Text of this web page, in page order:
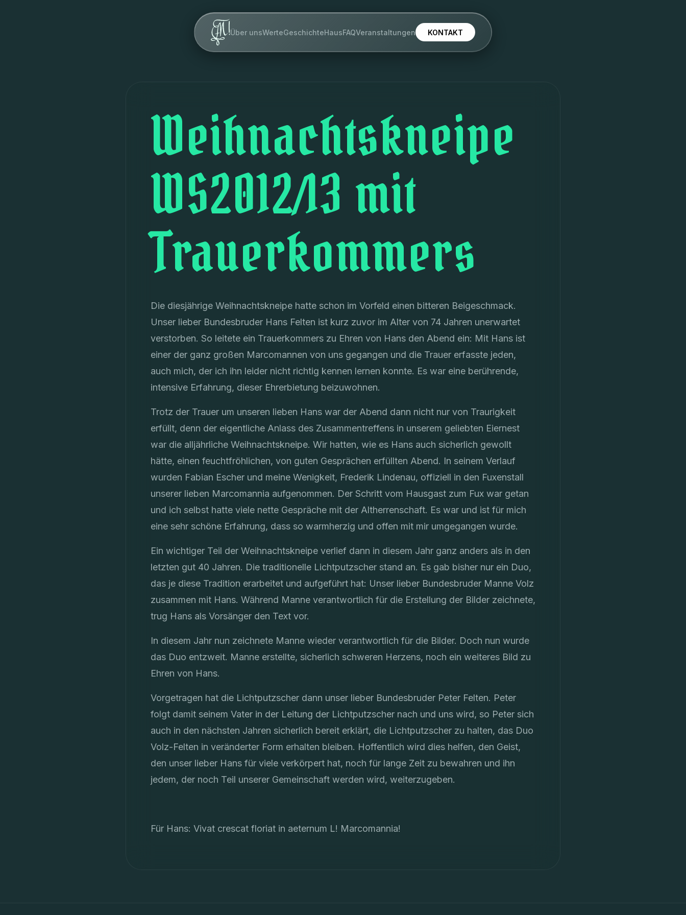
Über unsWerteGeschichteHausFAQVeranstaltungen KONTAKT
Weihnachtskneipe
WS2012/13 mit
Trauerkommers
Die diesjährige Weihnachtskneipe hatte schon im Vorfeld einen bitteren Beigeschmack.
Unser lieber Bundesbruder Hans Felten ist kurz zuvor im Alter von 74 Jahren unerwartet
verstorben. So leitete ein Trauerkommers zu Ehren von Hans den Abend ein: Mit Hans ist
einer der ganz großen Marcomannen von uns gegangen und die Trauer erfasste jeden,
auch mich, der ich ihn leider nicht richtig kennen lernen konnte. Es war eine berührende,
intensive Erfahrung, dieser Ehrerbietung beizuwohnen.
Trotz der Trauer um unseren lieben Hans war der Abend dann nicht nur von Traurigkeit
erfüllt, denn der eigentliche Anlass des Zusammentreffens in unserem geliebten Eiernest
war die alljährliche Weihnachtskneipe. Wir hatten, wie es Hans auch sicherlich gewollt
hätte, einen feuchtfröhlichen, von guten Gesprächen erfüllten Abend. In seinem Verlauf
wurden Fabian Escher und meine Wenigkeit, Frederik Lindenau, offiziell in den Fuxenstall
unserer lieben Marcomannia aufgenommen. Der Schritt vom Hausgast zum Fux war getan
und ich selbst hatte viele nette Gespräche mit der Altherrenschaft. Es war und ist für mich
eine sehr schöne Erfahrung, dass so warmherzig und offen mit mir umgegangen wurde.
Ein wichtiger Teil der Weihnachtskneipe verlief dann in diesem Jahr ganz anders als in den
letzten gut 40 Jahren. Die traditionelle Lichtputzscher stand an. Es gab bisher nur ein Duo,
das je diese Tradition erarbeitet und aufgeführt hat: Unser lieber Bundesbruder Manne Volz
zusammen mit Hans. Während Manne verantwortlich für die Erstellung der Bilder zeichnete,
trug Hans als Vorsänger den Text vor.
In diesem Jahr nun zeichnete Manne wieder verantwortlich für die Bilder. Doch nun wurde
das Duo entzweit. Manne erstellte, sicherlich schweren Herzens, noch ein weiteres Bild zu
Ehren von Hans.
Vorgetragen hat die Lichtputzscher dann unser lieber Bundesbruder Peter Felten. Peter
folgt damit seinem Vater in der Leitung der Lichtputzscher nach und uns wird, so Peter sich
auch in den nächsten Jahren sicherlich bereit erklärt, die Lichtputzscher zu halten, das Duo
Volz-Felten in veränderter Form erhalten bleiben. Hoffentlich wird dies helfen, den Geist,
den unser lieber Hans für viele verkörpert hat, noch für lange Zeit zu bewahren und ihn
jedem, der noch Teil unserer Gemeinschaft werden wird, weiterzugeben.
Für Hans: Vivat crescat floriat in aeternum L! Marcomannia!